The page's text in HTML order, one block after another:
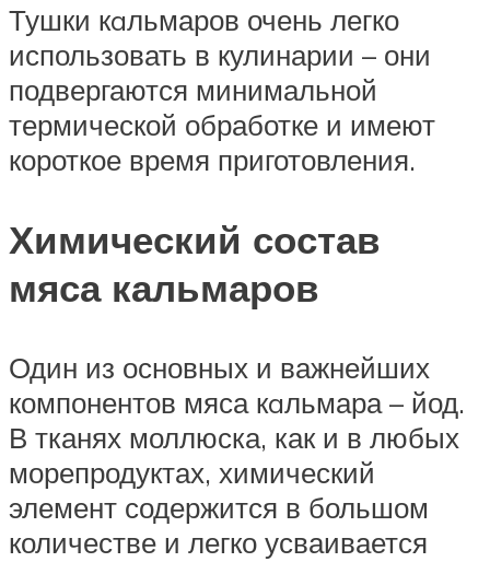
Тушки кaльмаров очень легко
использовать в кулинарии – они
подвергаются минимальной
термической обработке и имеют
короткое время приготовления.
Химический состав
мяса кальмаров
Один из основных и важнейших
компонентов мяса кaльмара – йод.
В тканях моллюска, как и в любых
морепродуктах, химический
элемент содержится в большом
количестве и легко усваивается